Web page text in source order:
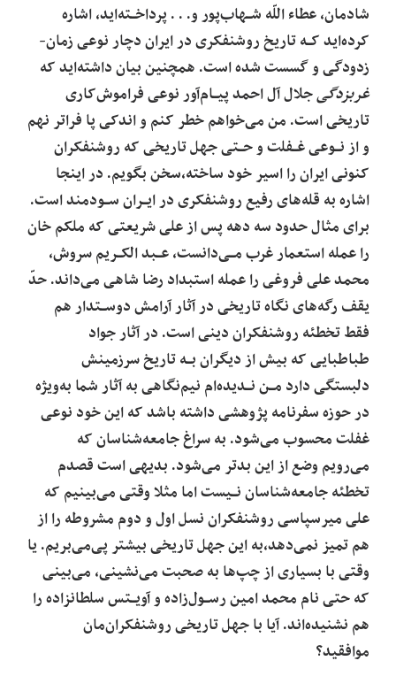
شادمان، عطاء اللّه شـهاب‌پور و. . . پرداخـته‌اید، اشاره
کرده‌اید کـه تاریخ روشنفکری در ایران دچار نوعی زمان-
زدودگی و گسست شده است. همچنین بیان داشته‌اید که‌
غربزدگیجلال آل احمد پیـام‌آور نوعی فراموش‌کاری
تاریخی است. من می‌خواهم خطر کنم و اندکی پا فراتر نهم
و از نـوعی غـفلت و حـتی جهل تاریخی که روشنفکران
کنونی ایران را‌ اسیر‌ خود ساخته،سخن بگویم. در اینجا
اشاره به قله‌های رفیع روشنفکری در ایـران ‌سـودمند است.
برای مثال حدود سه دهه پس از علی شریعتی که ملکم خان
را عمله استعمار غرب مـی‌دانست،‌ عـبد‌ الکـریم سروش،
محمد علی فروغی را عمله استبداد رضا شاهی می‌داند. حدّ
یقف رگه‌های نگاه تاریخی در آثار آرامش دوسـتدار هم
فقط تخطئه روشنفکران دینی‌ است. در‌ آثار جواد
طباطبایی که بیش‌ از‌ دیگران بـه تاریخ سرزمینش
دلبستگی دارد مـن نـدیده‌ام نیم‌نگاهی به آثار شما به‌ویژه
در حوزه سفرنامه پژوهشی داشته باشد که این خود نوعی
غفلت‌ محسوب‌ می‌شود. به سراغ جامعه‌شناسان که‌
می‌رویم‌ وضع از این بدتر می‌شود. بدیهی است قصدم
تخطئه جامعه‌شناسان نـیست اما مثلا وقتی می‌بینیم که
علی میرسپاسی روشنفکران نسل اول و دوم مشروطه را از
هم تمیز نمی‌دهد،به این‌ جهل‌ تاریخی بیشتر پی‌می‌بریم. یا
وقتی با بسیاری از چپ‌ها به صحبت می‌نشینی، می‌بینی
که حتی نام محمد امین رسـول‌زاده و آویـتس سلطانزاده را
هم نشنیده‌اند. آیا با جهل تاریخی روشنفکران‌مان
موافقید؟